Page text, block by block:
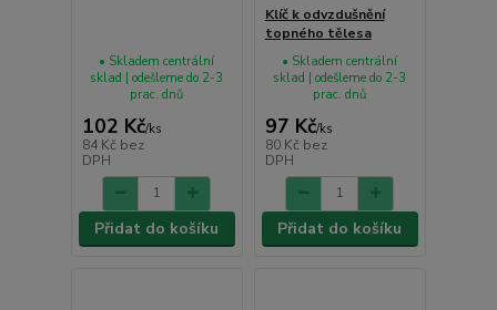
102 Kč/ks
84 Kč bez
DPH
• Skladem centrální
sklad | odešleme do 2-3
prac. dnů
Přidat do košíku
Klíč k odvzdušnění
topného tělesa
97 Kč/ks
80 Kč bez
DPH
• Skladem centrální
sklad | odešleme do 2-3
prac. dnů
Přidat do košíku